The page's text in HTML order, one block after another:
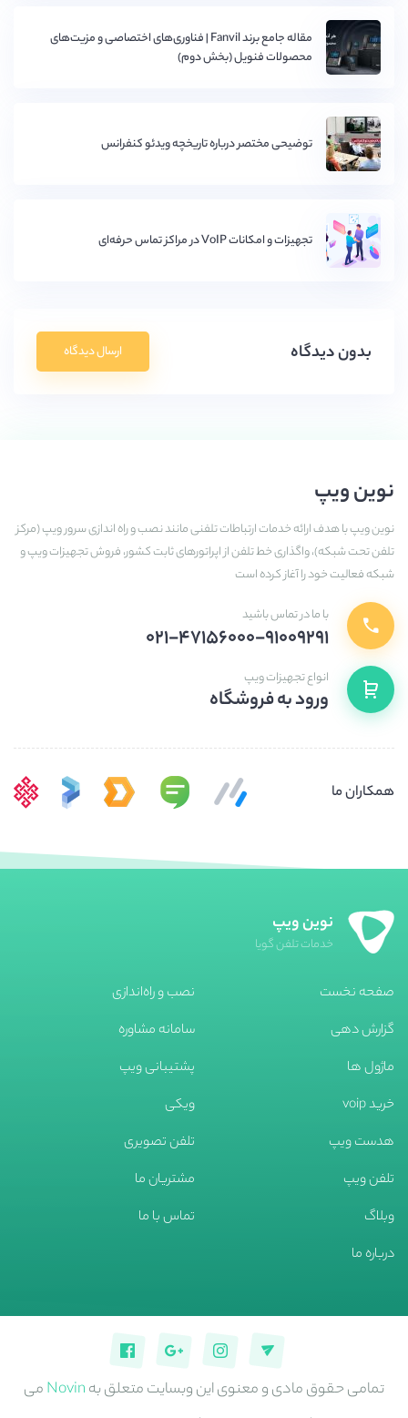
مقاله جامع برند Fanvil | فناوری‌های اختصاصی و مزیت‌های
محصولات فنویل (بخش دوم)
توضیحی مختصر درباره تاریخچه ویدئو کنفرانس
تجهیزات و امکانات VoIP در مراکز تماس حرفه‌ای
بدون دیدگاه ارسال دیدگاه
نوین ویپ
نوین ویپ با هدف ارائه خدمات ارتباطات تلفنی مانند نصب و راه اندازی سرور ویپ (مرکز
تلفن تحت شبکه)، واگذاری خط تلفن از اپراتورهای ثابت کشور، فروش تجهیزات ویپ و
شبکه فعالیت خود را آغاز کرده است
با ما در تماس باشید
۰۲۱-۴۷۱۵۶۰۰۰-۹۱۰۰۹۲۹۱
انواع تجهیزات ویپ
ورود به فروشگاه
همکاران ما
نوین ویپ
خدمات تلفن گویا
صفحه نخست
گزارش دهی
ماژول ها
خرید voip
هدست ویپ
تلفن ویپ
وبلاگ
درباره ما
نصب و راه‌اندازی
سامانه مشاوره
پشتیبانی ویپ
ویکی
تلفن تصویری
مشتریان ما
تماس با ما
تمامی حقوق مادی و معنوی این وبسایت متعلق بهNovinمی